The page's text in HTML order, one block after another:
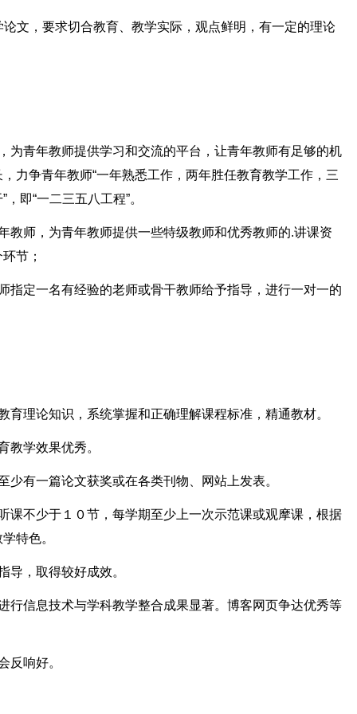
文，要求切合教育、教学实际，观点鲜明，有一定的理论
为青年教师提供学习和交流的平台，让青年教师有足够的机
力争青年教师“一年熟悉工作，两年胜任教育教学工作，三
即“一二三五八工程”。
教师，为青年教师提供一些特级教师和优秀教师的.讲课资
节；
指定一名有经验的老师或骨干教师给予指导，进行一对一的
育理论知识，系统掌握和正确理解课程标准，精通教材。
教学效果优秀。
有一篇论文获奖或在各类刊物、网站上发表。
课不少于１０节，每学期至少上一次示范课或观摩课，根据
特色。
导，取得较好成效。
行信息技术与学科教学整合成果显著。博客网页争达优秀等
反响好。